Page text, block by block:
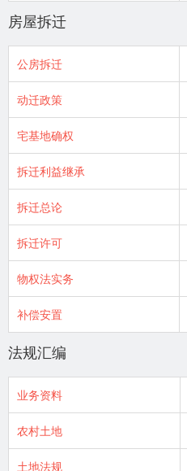
房屋拆迁
公房拆迁
动迁政策
宅基地确权
拆迁利益继承
拆迁总论
拆迁许可
物权法实务
补偿安置
法规汇编
业务资料
农村土地
土地法规